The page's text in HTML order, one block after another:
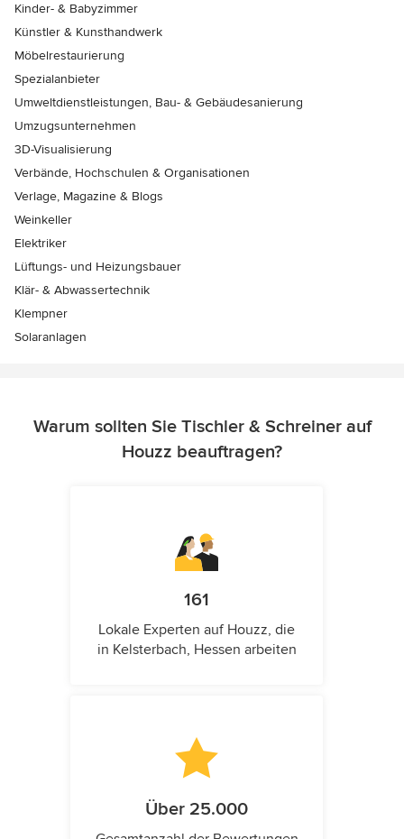
Kinder- & Babyzimmer
Künstler & Kunsthandwerk
Möbelrestaurierung
Spezialanbieter
Umweltdienstleistungen, Bau- & Gebäudesanierung
Umzugsunternehmen
3D-Visualisierung
Verbände, Hochschulen & Organisationen
Verlage, Magazine & Blogs
Weinkeller
Elektriker
Lüftungs- und Heizungsbauer
Klär- & Abwassertechnik
Klempner
Solaranlagen
Warum sollten Sie Tischler & Schreiner auf
Houzz beauftragen?
161
Lokale Experten auf Houzz, die
in Kelsterbach, Hessen arbeiten
Über 25.000